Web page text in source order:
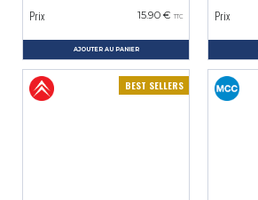
Prix 15.90 € TTC
AJOUTER AU PANIER
Prix
BEST SELLERS